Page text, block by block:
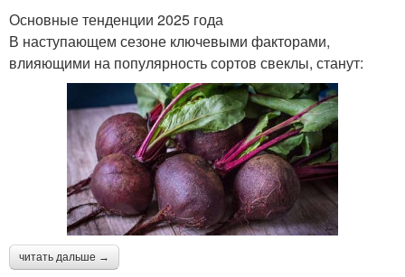
Основные тенденции 2025 года
В наступающем сезоне ключевыми факторами,
влияющими на популярность сортов свеклы, станут:
читать дальше →